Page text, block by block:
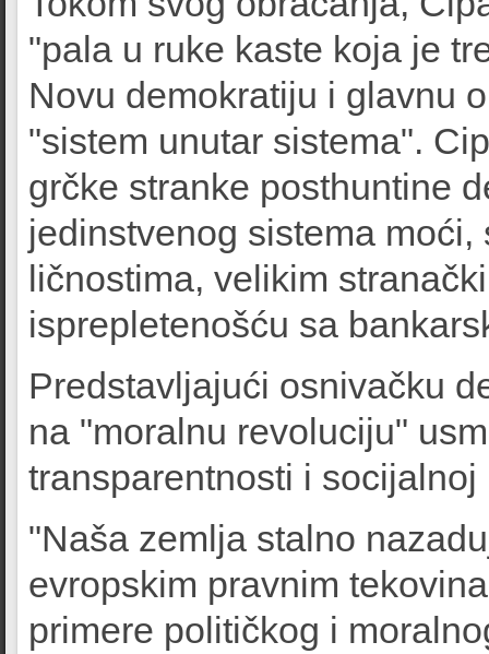
"pala u ruke kaste koja je
Novu demokratiju i glavnu
"sistem unutar sistema".
grčke stranke posthuntine
jedinstvenog sistema
ličnostima, velikim
isprepletenošću sa
Predstavljajući osnivačku
na "moralnu revoluciju"
transparentnosti i socijalnoj
"Naša zemlja stalno
evropskim pravnim
primere političkog i